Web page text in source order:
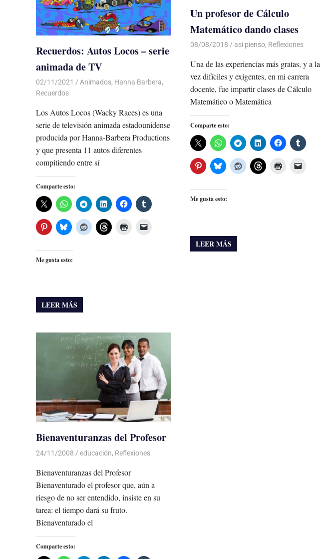
Recuerdos: Autos Locos – serie
animada de TV
02/11/2021 De todo un Poco
Animados, Hanna Barbera,
Recuerdos
Los Autos Locos (Wacky Races) es una
serie de televisión animada estadounidense
producida por Hanna-Barbera Productions
y que presenta 11 autos diferentes
compitiendo entre sí
Comparte esto:
Me gusta esto:
LEER MÁS
Un profesor de Cálculo
Matemático dando clases
08/08/2018 De todo un Poco
asi pienso, Reflexiones
Una de las experiencias más gratas, y a la
vez difíciles y exigentes, en mi carrera
docente, fue impartir clases de Cálculo
Matemático o Matemática
Comparte esto:
Me gusta esto:
LEER MÁS
Bienaventuranzas del Profesor
24/11/2008 Luis Castellanos
educación, Reflexiones
Bienaventuranzas del Profesor
Bienaventurado el profesor que, aún a
riesgo de no ser entendido, insiste en su
tarea: el tiempo dará su fruto.
Bienaventurado el
Comparte esto: